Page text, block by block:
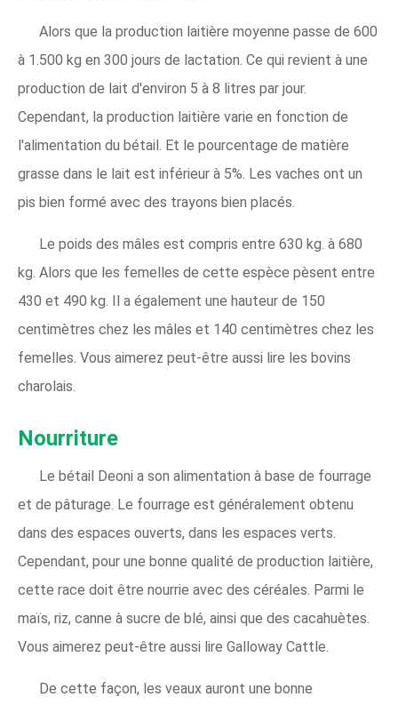
Alors que la production laitière moyenne passe de 600
à 1.500 kg en 300 jours de lactation. Ce qui revient à une
production de lait d'environ 5 à 8 litres par jour.
Cependant, la production laitière varie en fonction de
l'alimentation du bétail. Et le pourcentage de matière
grasse dans le lait est inférieur à 5%. Les vaches ont un
pis bien formé avec des trayons bien placés.
Le poids des mâles est compris entre 630 kg. à 680
kg. Alors que les femelles de cette espèce pèsent entre
430 et 490 kg. Il a également une hauteur de 150
centimètres chez les mâles et 140 centimètres chez les
femelles. Vous aimerez peut-être aussi lire les bovins
charolais.
Nourriture
Le bétail Deoni a son alimentation à base de fourrage
et de pâturage. Le fourrage est généralement obtenu
dans des espaces ouverts, dans les espaces verts.
Cependant, pour une bonne qualité de production laitière,
cette race doit être nourrie avec des céréales. Parmi le
maïs, riz, canne à sucre de blé, ainsi que des cacahuètes.
Vous aimerez peut-être aussi lire Galloway Cattle.
De cette façon, les veaux auront une bonne